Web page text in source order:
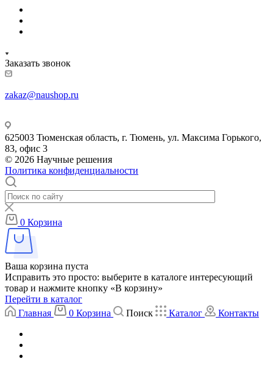
Заказать звонок
zakaz@naushop.ru
625003 Тюменская область, г. Тюмень, ул. Максима Горького,
83, офис 3
© 2026 Научные решения
Политика конфиденциальности
0 Корзина
Ваша корзина пуста
Исправить это просто: выберите в каталоге интересующий
товар и нажмите кнопку «В корзину»
Перейти в каталог
Главная
0 Корзина Поиск Каталог Контакты